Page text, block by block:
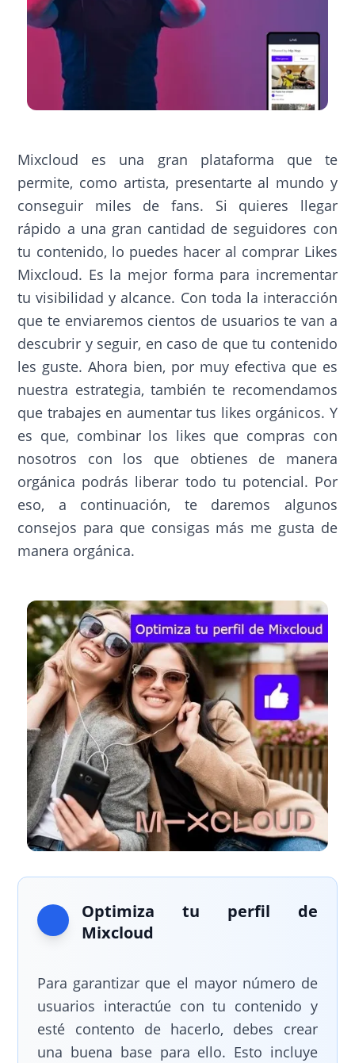
Mixcloud es una gran plataforma que te
permite, como artista, presentarte al mundo y
conseguir miles de fans. Si quieres llegar
rápido a una gran cantidad de seguidores con
tu contenido, lo puedes hacer al comprar Likes
Mixcloud. Es la mejor forma para incrementar
tu visibilidad y alcance. Con toda la interacción
que te enviaremos cientos de usuarios te van a
descubrir y seguir, en caso de que tu contenido
les guste. Ahora bien, por muy efectiva que es
nuestra estrategia, también te recomendamos
que trabajes en aumentar tus likes orgánicos. Y
es que, combinar los likes que compras con
nosotros con los que obtienes de manera
orgánica podrás liberar todo tu potencial. Por
eso, a continuación, te daremos algunos
consejos para que consigas más me gusta de
manera orgánica.
Optimiza tu perfil de
Mixcloud
Para garantizar que el mayor número de
usuarios interactúe con tu contenido y
esté contento de hacerlo, debes crear
una buena base para ello. Esto incluye